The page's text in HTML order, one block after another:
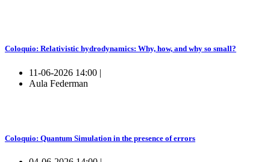
Coloquio: Relativistic hydrodynamics: Why, how, and why so small?
11-06-2026 14:00 |
Aula Federman
Coloquio: Quantum Simulation in the presence of errors